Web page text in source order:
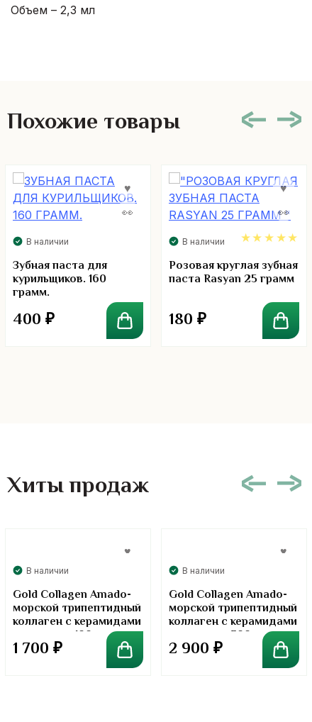
Объем – 2,3 мл
Похожие товары
В наличии
Зубная паста для
курильщиков. 160
грамм.
400 ₽
В наличии
4.86
Розовая круглая зубная
паста Rasyan 25 грамм
180 ₽
Хиты продаж
В наличии
Gold Collagen Amado-
морской трипептидный
коллаген с керамидами
в порошке. 100 грамм
1 700 ₽
В наличии
Gold Collagen Amado-
морской трипептидный
коллаген с керамидами
в порошке. 300 грамм
2 900 ₽